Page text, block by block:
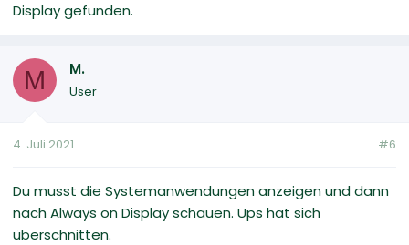
Display gefunden.
M M.
User
4. Juli 2021 #6
Du musst die Systemanwendungen anzeigen und dann
nach Always on Display schauen. Ups hat sich
überschnitten.